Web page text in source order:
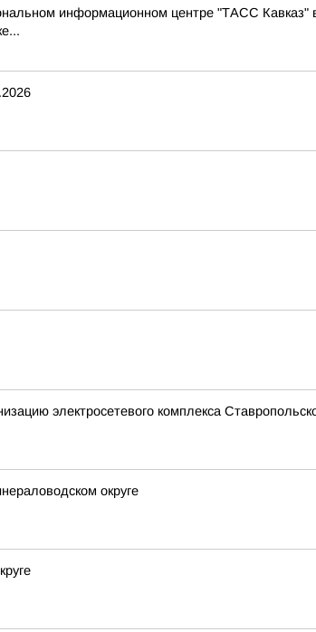
информационном центре "ТАСС Кавказ"
электросетевого комплекса
округе